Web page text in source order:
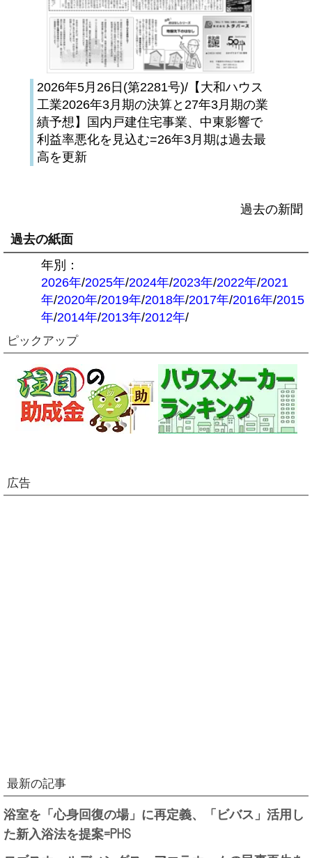
2026年5月26日(第2281号)/【大和ハウス
工業2026年3月期の決算と27年3月期の業
績予想】国内戸建住宅事業、中東影響で
利益率悪化を見込む=26年3月期は過去最
高を更新
過去の新聞
過去の紙面
年別：
2026年/2025年/2024年/2023年/2022年/2021
年/2020年/2019年/2018年/2017年/2016年/2015
年/2014年/2013年/2012年/
ピックアップ
広告
最新の記事
浴室を「心身回復の場」に再定義、「ビバス」活用し
た新入浴法を提案=PHS